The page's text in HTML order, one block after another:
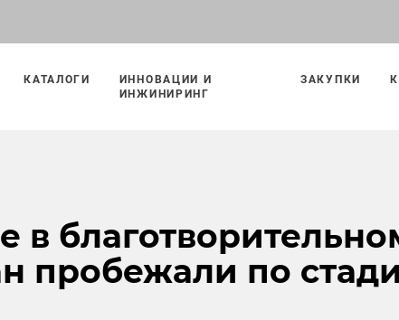
КАТАЛОГИ
ИННОВАЦИИ И
ИНЖИНИРИНГ
ЗАКУПКИ
в
пробежали по